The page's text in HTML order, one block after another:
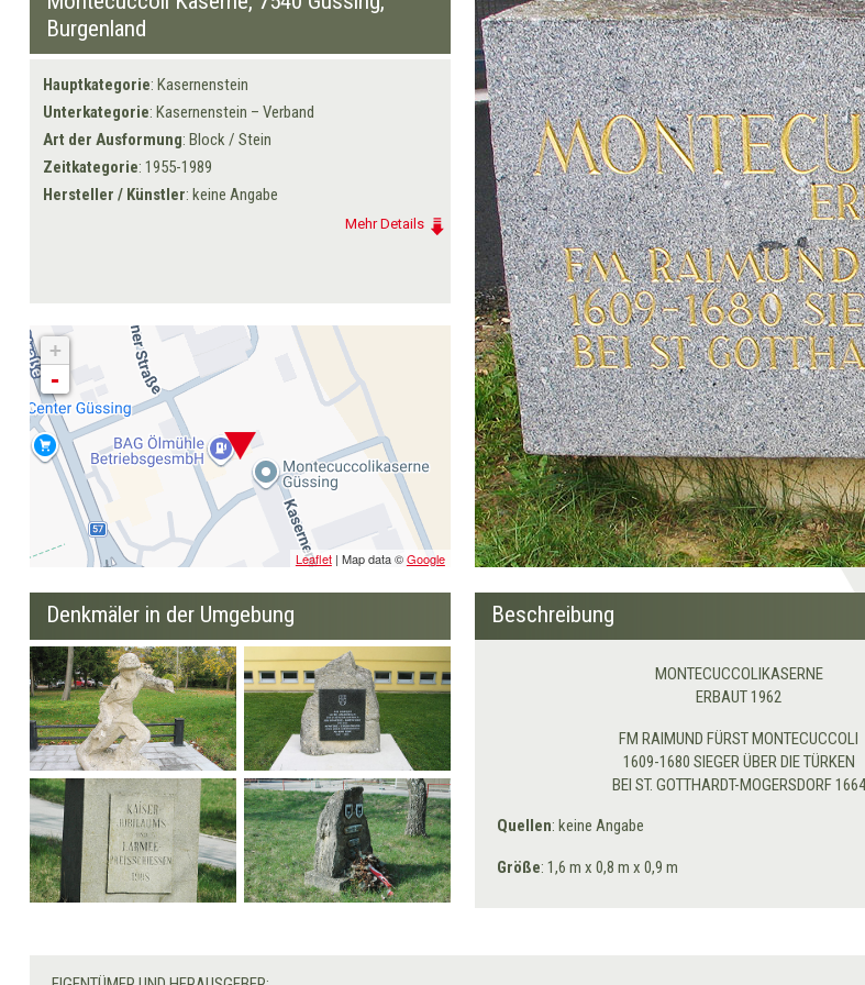
Burgenland
Hauptkategorie: Kasernenstein
Unterkategorie: Kasernenstein – Verband
Art der Ausformung: Block / Stein
Zeitkategorie: 1955-1989
Hersteller / Künstler: keine Angabe
Mehr Details
+
-
Leaflet| Map data ©Google
Beschreibung
MONTECUCCOLIKASERNE
ERBAUT 1962
FM RAIMUND FÜRST MONTECUCCOLI
1609-1680 SIEGER ÜBER DIE TÜRKEN
BEI ST. GOTTHARDT-MOGERSDORF 1664
Quellen: keine Angabe
Größe: 1,6 m x 0,8 m x 0,9 m
Denkmäler in der Umgebung
Gedenkstein Denkmal Juwa-Stein
Denkmal zum Kaiser-
Jubiläums und 1.
Armeepreisschießen
Gedenkstein des
Sperregiments